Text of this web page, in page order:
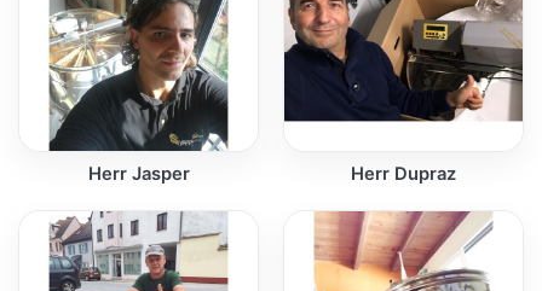
Herr Jasper Herr Dupraz